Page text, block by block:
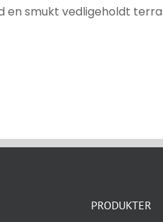
en smukt vedligeholdt
PRODUKTER